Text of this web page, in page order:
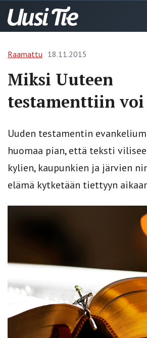
Raamattu 18.11.2015
Miksi Uuteen
testamenttiin
Uuden testamentin
huomaa pian, että teksti
kylien, kaupunkien ja järvien
elämä kytketään tiettyyn